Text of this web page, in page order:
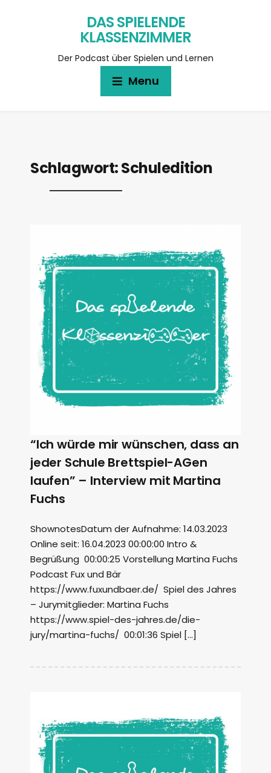
DAS SPIELENDE
KLASSENZIMMER
Der Podcast über Spielen und Lernen
Menu
Schlagwort:Schuledition
“Ich würde mir wünschen, dass an
jeder Schule Brettspiel-AGen
laufen” – Interview mit Martina
Fuchs
ShownotesDatum der Aufnahme: 14.03.2023
Online seit: 16.04.2023 00:00:00 Intro &
Begrüßung 00:00:25 Vorstellung Martina Fuchs
Podcast Fux und Bär
https://www.fuxundbaer.de/ Spiel des Jahres
– Jurymitglieder: Martina Fuchs
https://www.spiel-des-jahres.de/die-
jury/martina-fuchs/ 00:01:36 Spiel […]